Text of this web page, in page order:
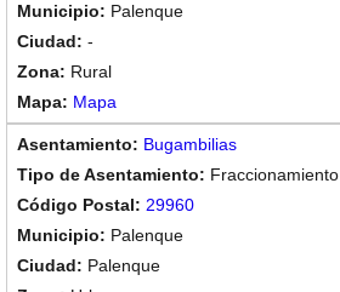
Palenque
-
Rural
Mapa
Bugambilias
Fraccionamiento
29960
Palenque
Palenque